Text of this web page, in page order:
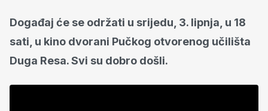
Događaj će se održati u srijedu, 3. lipnja, u 18
sati, u kino dvorani Pučkog otvorenog učilišta
Duga Resa. Svi su dobro došli.